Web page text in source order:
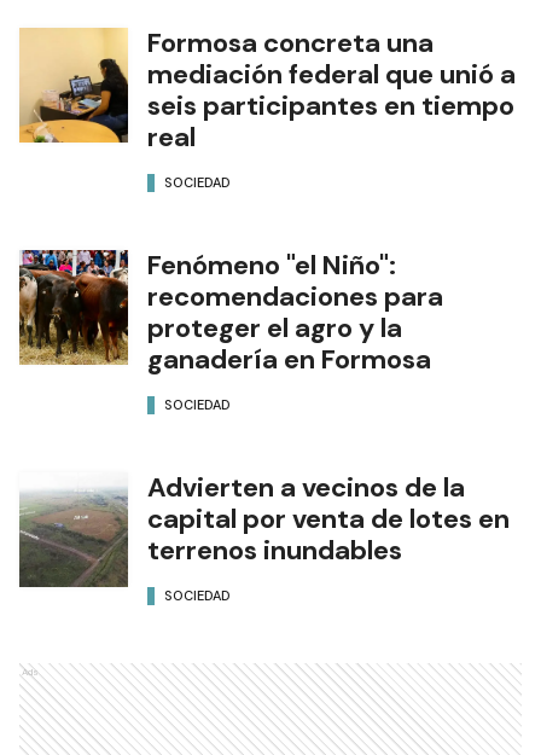
Formosa concreta una
mediación federal que unió a
seis participantes en tiempo
real
SOCIEDAD
Fenómeno "el Niño":
recomendaciones para
proteger el agro y la
ganadería en Formosa
SOCIEDAD
Advierten a vecinos de la
capital por venta de lotes en
terrenos inundables
SOCIEDAD
Ads